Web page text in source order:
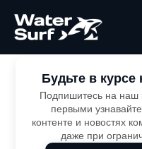
Будьте в
Подпишитесь на наш
первыми
контенте и новостях
даже при
Главная
Какую
выбрать?